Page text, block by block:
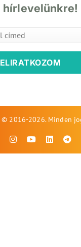
hírlevelünkre!
© 2016-2026. Minden